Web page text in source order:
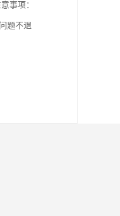
事项：
题不退